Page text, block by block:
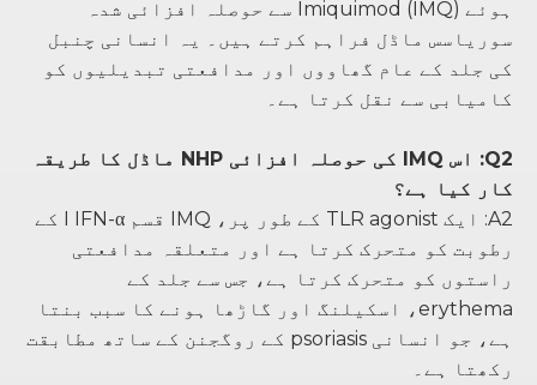
ہوئے Imiquimod (IMQ) سے حوصلہ افزائی شدہ
سوریاسس ماڈل فراہم کرتے ہیں۔ یہ انسانی چنبل
کی جلد کے عام گھاووں اور مدافعتی تبدیلیوں کو
کامیابی سے نقل کرتا ہے۔
Q2: اس IMQ کی حوصلہ افزائی NHP ماڈل کا طریقہ
کار کیا ہے؟
A2: ایک TLR agonist کے طور پر، IMQ قسم I IFN-α کے
رطوبت کو متحرک کرتا ہے اور متعلقہ مدافعتی
راستوں کو متحرک کرتا ہے، جس سے جلد کے
erythema، اسکیلنگ اور گاڑھا ہونے کا سبب بنتا
ہے، جو انسانی psoriasis کے روگجنن کے ساتھ مطابقت
رکھتا ہے۔